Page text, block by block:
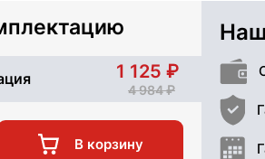
1 125
4 984
В корзину